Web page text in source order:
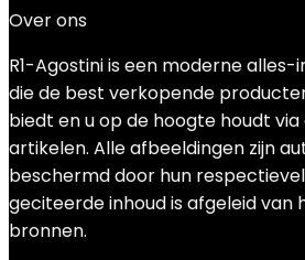
Over ons
R1-Agostini is een moderne
die de best verkopende
biedt en u op de hoogte houdt via
artikelen. Alle afbeeldingen zijn
beschermd door hun
geciteerde inhoud is afgeleid van
bronnen.